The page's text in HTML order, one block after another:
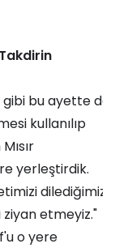
bu ayette de
kullanılıp
yerleştirdik.
dilediğimize
etmeyiz."
o yere